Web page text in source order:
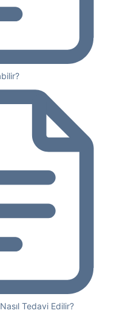
Tedavi Edilir?